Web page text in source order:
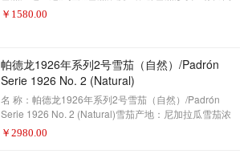
雪茄尺寸：5 x 54包装数量：24制作方式：手工描 述：
杂，它的能力也令人印象深刻。十年后，我们发现了同
样优秀的产品。维持这样的质量和一致性是很困难的，
但考虑到这一点，甚至更多的是成就：奥利瓦已经被一
家大公司
￥ 1580.00
帕德龙1926年系列2号雪茄（自然）/Padrón
Serie 1926 No. 2 (Natural)
名 称：帕德龙1926年系列2号雪茄（自然）/Padrón
Serie 1926 No. 2 (Natural)雪茄产地：尼加拉瓜雪茄浓
度：中等-浓郁雪茄形状：标力高雪茄尺寸：5.50 x 52包
￥ 2980.00